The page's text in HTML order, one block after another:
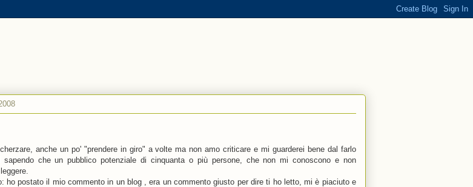
anche un po' "prendere in giro" a volte ma non amo criticare e mi guarderei bene dal farlo
sapendo che un pubblico potenziale di cinquanta o più persone, che non mi conoscono e non
ho postato il mio commento in un blog , era un commento giusto per dire ti ho letto, mi è piaciuto e